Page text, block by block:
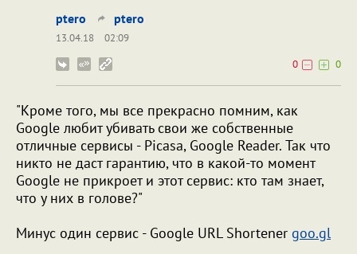
ptero ptero
13.04.18
02:09
0
0
"Кроме того, мы все прекрасно помним, как
Google любит убивать свои же собственные
отличные сервисы - Picasa, Google Reader. Так что
никто не даст гарантию, что в какой-то момент
Google не прикроет и этот сервис: кто там знает,
что у них в голове?"
Минус один сервис - Google URL Shortener goo.gl